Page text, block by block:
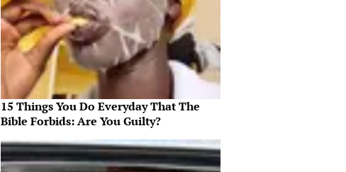
15 Things You Do Everyday That The
Bible Forbids: Are You Guilty?